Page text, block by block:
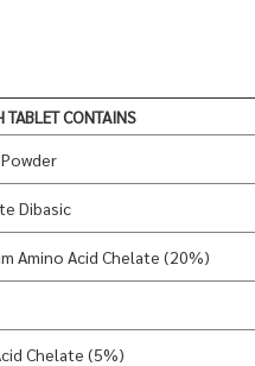
CONTAINS
Dibasic
Amino Acid Chelate (20%)
Chelate (5%)